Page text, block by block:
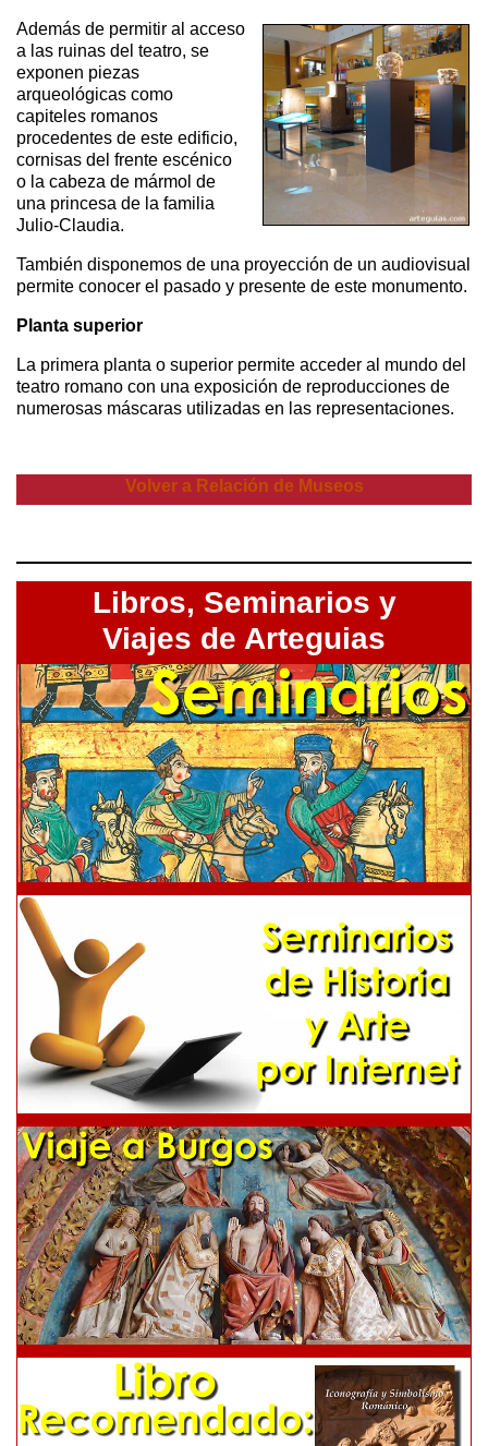
Además de permitir al acceso
a las ruinas del teatro, se
exponen piezas
arqueológicas como
capiteles romanos
procedentes de este edificio,
cornisas del frente escénico
o la cabeza de mármol de
una princesa de la familia
Julio-Claudia.
También disponemos de una proyección de un audiovisual
permite conocer el pasado y presente de este monumento.
Planta superior
La primera planta o superior permite acceder al mundo del
teatro romano con una exposición de reproducciones de
numerosas máscaras utilizadas en las representaciones.
Volver a Relación de Museos
Libros, Seminarios y
Viajes de Arteguias